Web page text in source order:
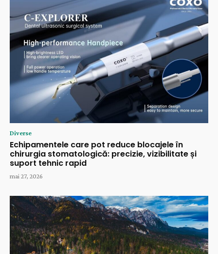
Diverse
Echipamentele care pot reduce blocajele în
chirurgia stomatologică: precizie, vizibilitate și
suport tehnic rapid
mai 27, 2026